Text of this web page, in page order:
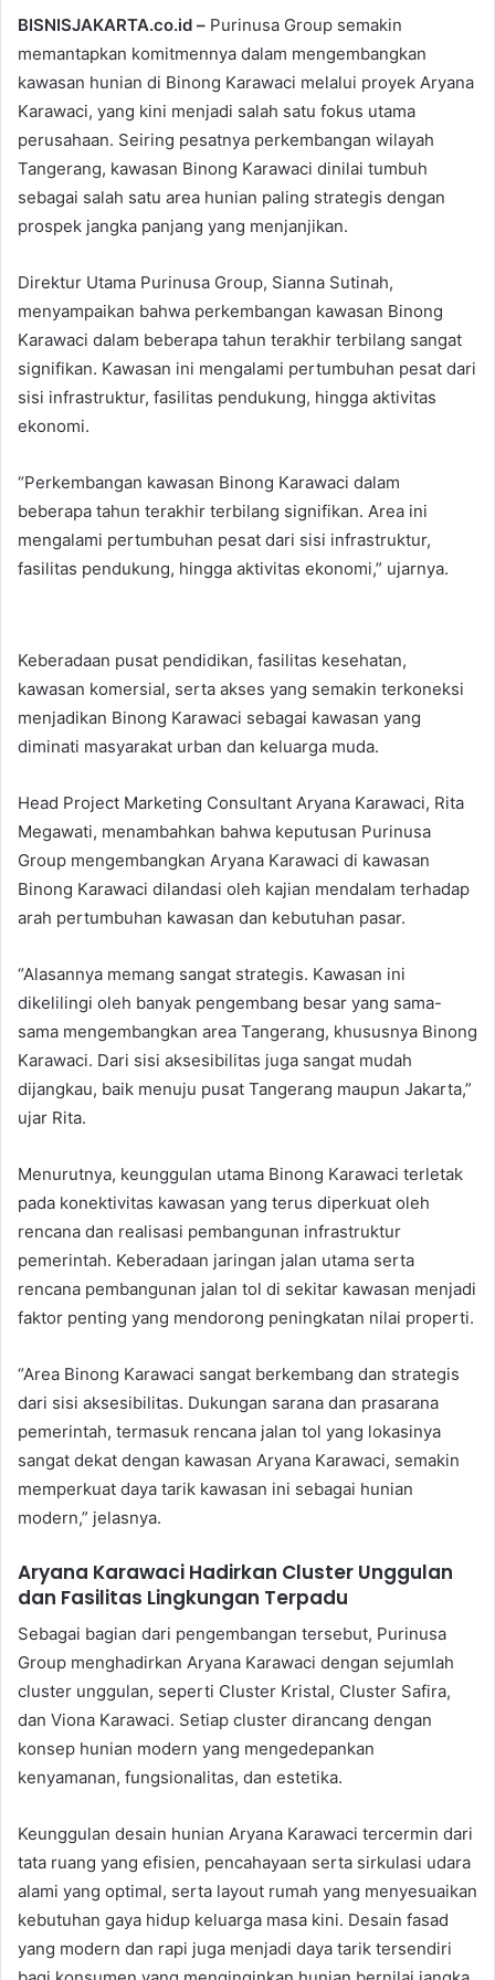
BISNISJAKARTA.co.id – Purinusa Group semakin
memantapkan komitmennya dalam mengembangkan
kawasan hunian di Binong Karawaci melalui proyek Aryana
Karawaci, yang kini menjadi salah satu fokus utama
perusahaan. Seiring pesatnya perkembangan wilayah
Tangerang, kawasan Binong Karawaci dinilai tumbuh
sebagai salah satu area hunian paling strategis dengan
prospek jangka panjang yang menjanjikan.
Direktur Utama Purinusa Group, Sianna Sutinah,
menyampaikan bahwa perkembangan kawasan Binong
Karawaci dalam beberapa tahun terakhir terbilang sangat
signifikan. Kawasan ini mengalami pertumbuhan pesat dari
sisi infrastruktur, fasilitas pendukung, hingga aktivitas
ekonomi.
“Perkembangan kawasan Binong Karawaci dalam
beberapa tahun terakhir terbilang signifikan. Area ini
mengalami pertumbuhan pesat dari sisi infrastruktur,
fasilitas pendukung, hingga aktivitas ekonomi,” ujarnya.
Keberadaan pusat pendidikan, fasilitas kesehatan,
kawasan komersial, serta akses yang semakin terkoneksi
menjadikan Binong Karawaci sebagai kawasan yang
diminati masyarakat urban dan keluarga muda.
Head Project Marketing Consultant Aryana Karawaci, Rita
Megawati, menambahkan bahwa keputusan Purinusa
Group mengembangkan Aryana Karawaci di kawasan
Binong Karawaci dilandasi oleh kajian mendalam terhadap
arah pertumbuhan kawasan dan kebutuhan pasar.
“Alasannya memang sangat strategis. Kawasan ini
dikelilingi oleh banyak pengembang besar yang sama-
sama mengembangkan area Tangerang, khususnya Binong
Karawaci. Dari sisi aksesibilitas juga sangat mudah
dijangkau, baik menuju pusat Tangerang maupun Jakarta,”
ujar Rita.
Menurutnya, keunggulan utama Binong Karawaci terletak
pada konektivitas kawasan yang terus diperkuat oleh
rencana dan realisasi pembangunan infrastruktur
pemerintah. Keberadaan jaringan jalan utama serta
rencana pembangunan jalan tol di sekitar kawasan menjadi
faktor penting yang mendorong peningkatan nilai properti.
“Area Binong Karawaci sangat berkembang dan strategis
dari sisi aksesibilitas. Dukungan sarana dan prasarana
pemerintah, termasuk rencana jalan tol yang lokasinya
sangat dekat dengan kawasan Aryana Karawaci, semakin
memperkuat daya tarik kawasan ini sebagai hunian
modern,” jelasnya.
Aryana Karawaci Hadirkan Cluster Unggulan
dan Fasilitas Lingkungan Terpadu
Sebagai bagian dari pengembangan tersebut, Purinusa
Group menghadirkan Aryana Karawaci dengan sejumlah
cluster unggulan, seperti Cluster Kristal, Cluster Safira,
dan Viona Karawaci. Setiap cluster dirancang dengan
konsep hunian modern yang mengedepankan
kenyamanan, fungsionalitas, dan estetika.
Keunggulan desain hunian Aryana Karawaci tercermin dari
tata ruang yang efisien, pencahayaan serta sirkulasi udara
alami yang optimal, serta layout rumah yang menyesuaikan
kebutuhan gaya hidup keluarga masa kini. Desain fasad
yang modern dan rapi juga menjadi daya tarik tersendiri